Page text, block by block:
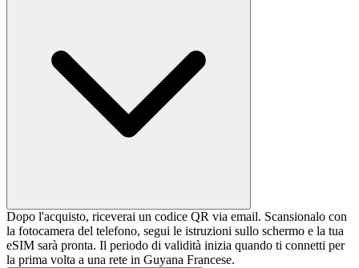
Dopo l'acquisto, riceverai un codice QR via email. Scansionalo con
la fotocamera del telefono, segui le istruzioni sullo schermo e la tua
eSIM sarà pronta. Il periodo di validità inizia quando ti connetti per
la prima volta a una rete in Guyana Francese.